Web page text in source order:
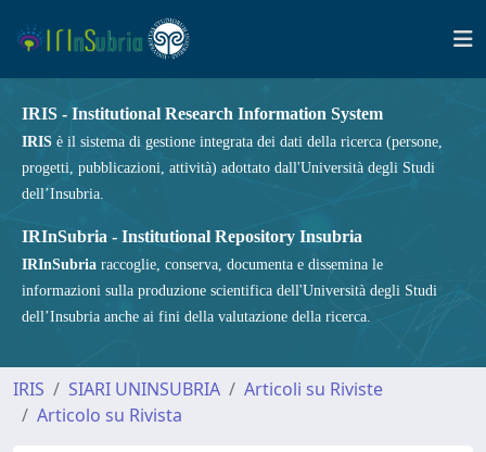
IRIS - Institutional Research Information System
IRIS è il sistema di gestione integrata dei dati della ricerca (persone,
progetti, pubblicazioni, attività) adottato dall'Università degli Studi
dell’Insubria.
IRInSubria - Institutional Repository Insubria
IRInSubria raccoglie, conserva, documenta e dissemina le
informazioni sulla produzione scientifica dell'Università degli Studi
dell’Insubria anche ai fini della valutazione della ricerca.
IRIS SIARI UNINSUBRIA
Articoli su Riviste
Articolo su Rivista